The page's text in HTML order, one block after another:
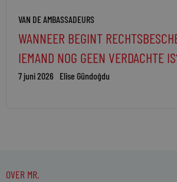
VAN DE AMBASSADEURS
WANNEER BEGINT
IEMAND NOG GEEN VERDACHTE
7 juni 2026 Elise Gündoğdu
OVER MR.